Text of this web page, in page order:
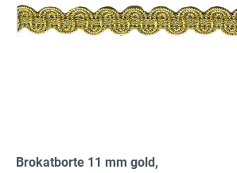
Brokatborte 11 mm gold,